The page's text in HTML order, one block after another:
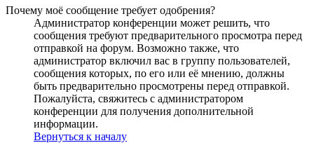
Почему моё сообщение требует одобрения?
Администратор конференции может решить, что
сообщения требуют предварительного просмотра перед
отправкой на форум. Возможно также, что
администратор включил вас в группу пользователей,
сообщения которых, по его или её мнению, должны
быть предварительно просмотрены перед отправкой.
Пожалуйста, свяжитесь с администратором
конференции для получения дополнительной
информации.
Вернуться к началу